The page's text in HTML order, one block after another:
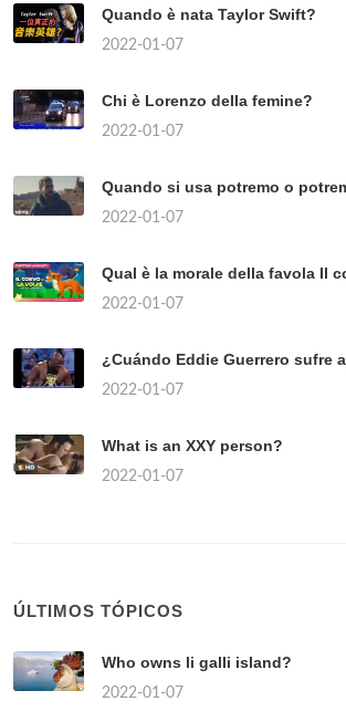
Quando è nata Taylor Swift?
2022-01-07
Chi è Lorenzo della femine?
2022-01-07
Quando si usa potremo o
2022-01-07
Qual è la morale della favola Il
2022-01-07
¿Cuándo Eddie Guerrero sufre
2022-01-07
What is an XXY person?
2022-01-07
ÚLTIMOS TÓPICOS
Who owns li galli island?
2022-01-07